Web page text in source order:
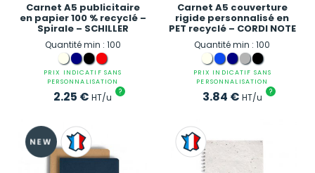
Carnet A5 publicitaire
en papier 100 % recyclé –
Spirale – SCHILLER
Quantité min : 100
PRIX INDICATIF SANS
PERSONNALISATION
2.25 € HT/u ?
Carnet A5 couverture
rigide personnalisé en
PET recyclé – CORDI NOTE
Quantité min : 100
PRIX INDICATIF SANS
PERSONNALISATION
3.84 € HT/u ?